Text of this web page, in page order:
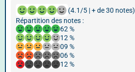
(4.1/5 | + de 30 notes)
Répartition des notes :
62 %
12 %
09 %
06 %
12 %